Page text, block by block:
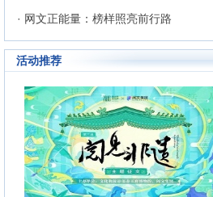
立起极高声望。 历经十二年的风
雨，晋江文学城已经从一个简单的
文学爱好者的集散地快速且稳健地
成长为行业内的翘楚，为1300万
来自不同地区和国家的注册用户突
破地区、种族、语言和国家的障碍
聚集在这里的网络文学同好们构建
起创作交流与沟通的平台。
· 网文正能量：榜样照亮前行路
活动推荐